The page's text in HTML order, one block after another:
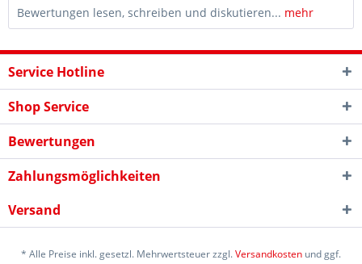
Bewertungen lesen, schreiben und diskutieren... mehr
Service Hotline
Shop Service
Bewertungen
Zahlungsmöglichkeiten
Versand
* Alle Preise inkl. gesetzl. Mehrwertsteuer zzgl.Versandkosten und ggf.